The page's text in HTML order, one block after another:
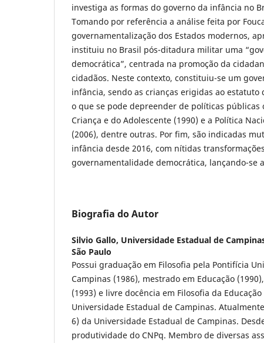
investiga as formas do governo da infância no
Tomando por referência a análise feita por
governamentalização dos Estados modernos,
instituiu no Brasil pós-ditadura militar uma
democrática”, centrada na promoção da
cidadãos. Neste contexto, constituiu-se um
infância, sendo as crianças erigidas ao estatuto
o que se pode depreender de políticas públicas
Criança e do Adolescente (1990) e a Política
(2006), dentre outras. Por fim, são indicadas
infância desde 2016, com nítidas
governamentalidade democrática, lançando-se
Biografia do Autor
Silvio Gallo, Universidade Estadual de
São Paulo
Possui graduação em Filosofia pela Pontifícia
Campinas (1986), mestrado em Educação
(1993) e livre docência em Filosofia da
Universidade Estadual de Campinas.
6) da Universidade Estadual de Campinas.
produtividade do CNPq. Membro de diversas